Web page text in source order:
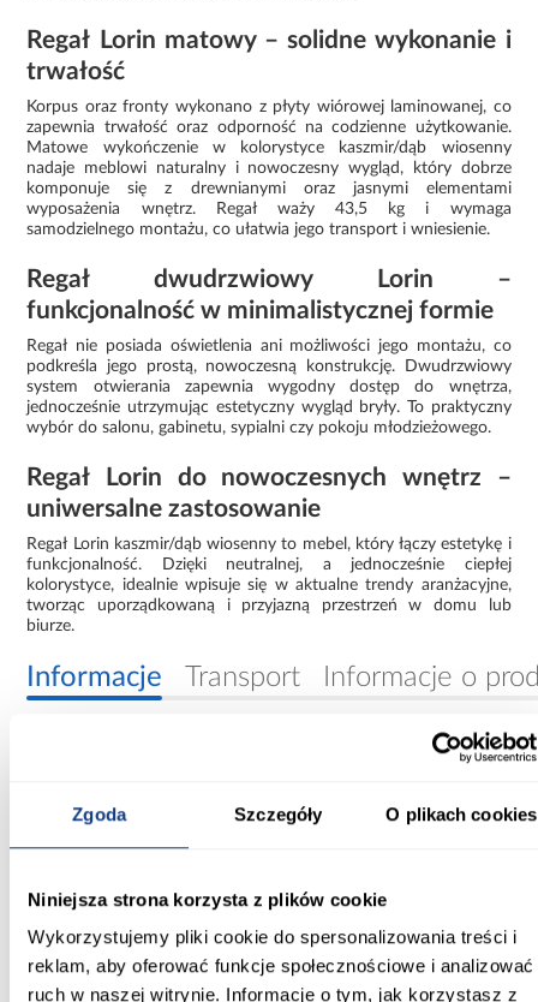
Zgoda Szczegóły O plikach cookies
Niniejsza strona korzysta z plików cookie
Wykorzystujemy pliki cookie do spersonalizowania treści i
reklam, aby oferować funkcje społecznościowe i analizować
ruch w naszej witrynie. Informacje o tym, jak korzystasz z
Regał Lorin matowy – solidne wykonanie i
trwałość
Korpus oraz fronty wykonano z płyty wiórowej laminowanej, co
zapewnia trwałość oraz odporność na codzienne użytkowanie.
Matowe wykończenie w kolorystyce kaszmir/dąb wiosenny
nadaje meblowi naturalny i nowoczesny wygląd, który dobrze
komponuje się z drewnianymi oraz jasnymi elementami
wyposażenia wnętrz. Regał waży 43,5 kg i wymaga
samodzielnego montażu, co ułatwia jego transport i wniesienie.
Regał dwudrzwiowy Lorin –
funkcjonalność w minimalistycznej formie
Regał nie posiada oświetlenia ani możliwości jego montażu, co
podkreśla jego prostą, nowoczesną konstrukcję. Dwudrzwiowy
system otwierania zapewnia wygodny dostęp do wnętrza,
jednocześnie utrzymując estetyczny wygląd bryły. To praktyczny
wybór do salonu, gabinetu, sypialni czy pokoju młodzieżowego.
Regał Lorin do nowoczesnych wnętrz –
uniwersalne zastosowanie
Regał Lorin kaszmir/dąb wiosenny to mebel, który łączy estetykę i
funkcjonalność. Dzięki neutralnej, a jednocześnie ciepłej
kolorystyce, idealnie wpisuje się w aktualne trendy aranżacyjne,
tworząc uporządkowaną i przyjazną przestrzeń w domu lub
biurze.
Informacje Transport Informacje o
Wysokość [cm]:
117.00
Wybarwienie: